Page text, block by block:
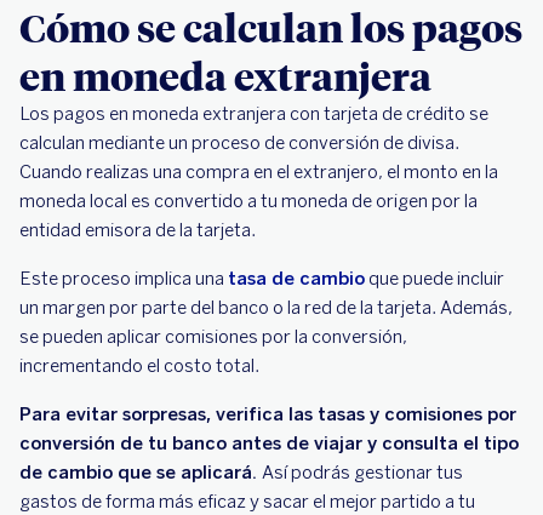
Cómo se calculan los pagos
en moneda extranjera
Los pagos en moneda extranjera con tarjeta de crédito se
calculan mediante un proceso de conversión de divisa.
Cuando realizas una compra en el extranjero, el monto en la
moneda local es convertido a tu moneda de origen por la
entidad emisora de la tarjeta.
Este proceso implica una tasa de cambio que puede incluir
un margen por parte del banco o la red de la tarjeta. Además,
se pueden aplicar comisiones por la conversión,
incrementando el costo total.
Para evitar sorpresas, verifica las tasas y comisiones por
conversión de tu banco antes de viajar y consulta el tipo
de cambio que se aplicará. Así podrás gestionar tus
gastos de forma más eficaz y sacar el mejor partido a tu